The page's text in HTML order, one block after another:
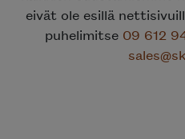
eivät ole esillä
puhelimitse 09 612